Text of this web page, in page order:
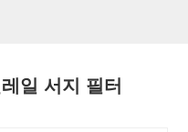
일 서지 필터